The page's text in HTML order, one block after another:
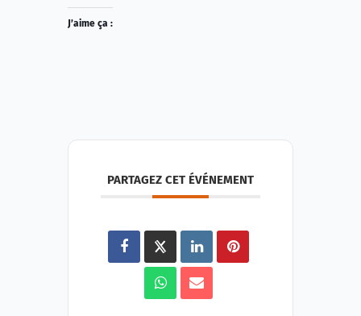
J’aime ça :
PARTAGEZ CET ÉVÉNEMENT